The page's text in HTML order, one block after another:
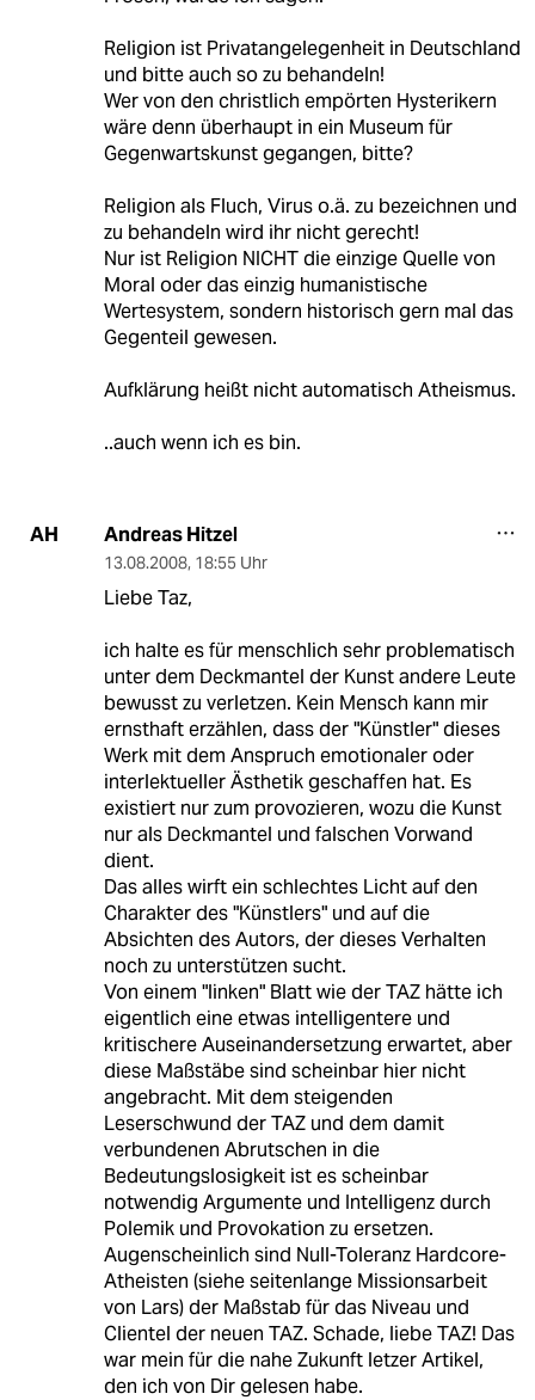
Religion ist Privatangelegenheit in Deutschland
und bitte auch so zu behandeln!
Wer von den christlich empörten Hysterikern
wäre denn überhaupt in ein Museum für
Gegenwartskunst gegangen, bitte?
Religion als Fluch, Virus o.ä. zu bezeichnen und
zu behandeln wird ihr nicht gerecht!
Nur ist Religion NICHT die einzige Quelle von
Moral oder das einzig humanistische
Wertesystem, sondern historisch gern mal das
Gegenteil gewesen.
Aufklärung heißt nicht automatisch Atheismus.
..auch wenn ich es bin.
AH Andreas Hitzel
13.08.2008, 18:55 Uhr
Liebe Taz,
ich halte es für menschlich sehr problematisch
unter dem Deckmantel der Kunst andere Leute
bewusst zu verletzen. Kein Mensch kann mir
ernsthaft erzählen, dass der "Künstler" dieses
Werk mit dem Anspruch emotionaler oder
interlektueller Ästhetik geschaffen hat. Es
existiert nur zum provozieren, wozu die Kunst
nur als Deckmantel und falschen Vorwand
dient.
Das alles wirft ein schlechtes Licht auf den
Charakter des "Künstlers" und auf die
Absichten des Autors, der dieses Verhalten
noch zu unterstützen sucht.
Von einem "linken" Blatt wie der TAZ hätte ich
eigentlich eine etwas intelligentere und
kritischere Auseinandersetzung erwartet, aber
diese Maßstäbe sind scheinbar hier nicht
angebracht. Mit dem steigenden
Leserschwund der TAZ und dem damit
verbundenen Abrutschen in die
Bedeutungslosigkeit ist es scheinbar
notwendig Argumente und Intelligenz durch
Polemik und Provokation zu ersetzen.
Augenscheinlich sind Null-Toleranz Hardcore-
Atheisten (siehe seitenlange Missionsarbeit
von Lars) der Maßstab für das Niveau und
Clientel der neuen TAZ. Schade, liebe TAZ! Das
war mein für die nahe Zukunft letzer Artikel,
den ich von Dir gelesen habe.